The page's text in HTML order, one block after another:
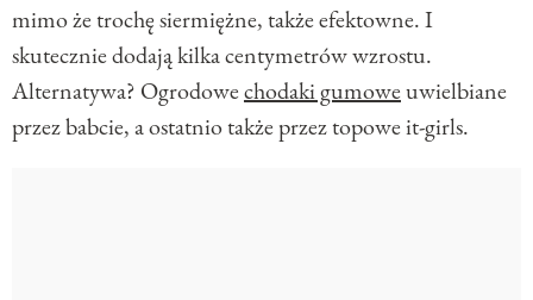
mimo że trochę siermiężne, także efektowne. I
skutecznie dodają kilka centymetrów wzrostu.
Alternatywa? Ogrodowechodaki gumoweuwielbiane
przez babcie, a ostatnio także przez topowe it-girls.